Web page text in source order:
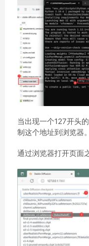
当出现一个127开头
制这个地址到浏览器。
通过浏览器打开页面